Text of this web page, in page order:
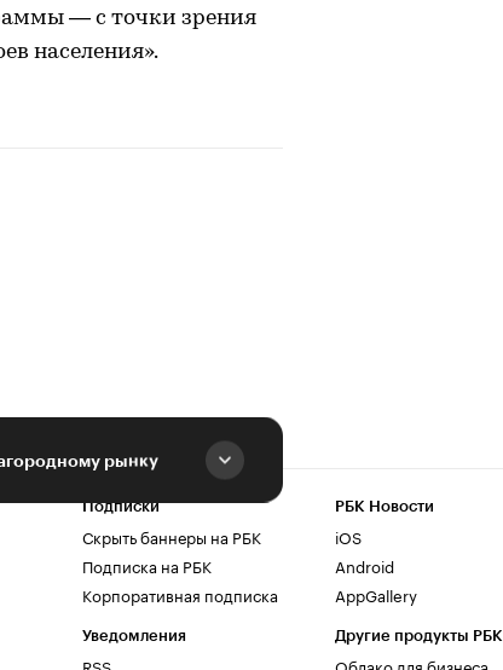
— с точки зрения
населения».
рынку
Подписки
Скрыть баннеры на РБК
Подписка на РБК
Корпоративная подписка
Уведомления
RSS
РБК Новости
iOS
Android
AppGallery
Другие продукты РБК
Облако для бизнеса